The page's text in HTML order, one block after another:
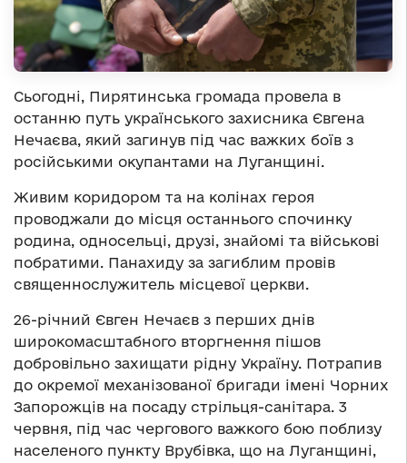
Сьогодні, Пирятинська громада провела в
останню путь українського захисника Євгена
Нечаєва, який загинув під час важких боїв з
російськими окупантами на Луганщині.
Живим коридором та на колінах героя
проводжали до місця останнього спочинку
родина, односельці, друзі, знайомі та військові
побратими. Панахиду за загиблим провів
священнослужитель місцевої церкви.
26-річний Євген Нечаєв з перших днів
широкомасштабного вторгнення пішов
добровільно захищати рідну Україну. Потрапив
до окремої механізованої бригади імені Чорних
Запорожців на посаду стрільця-санітара. 3
червня, під час чергового важкого бою поблизу
населеного пункту Врубівка, що на Луганщині,